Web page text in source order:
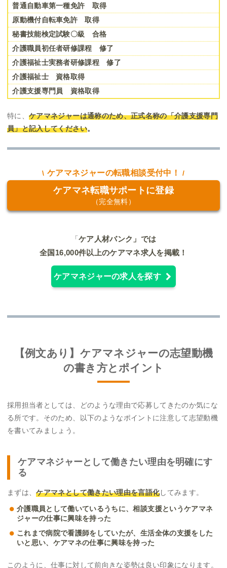
普通自動車第一種免許 取得
原動機付自転車免許 取得
秘書技能検定試験〇級 合格
介護職員初任者研修課程 修了
介護福祉士実務者研修課程 修了
介護福祉士 資格取得
介護支援専門員 資格取得
特に、ケアマネジャーは通称のため、正式名称の「介護支援専門
員」と記入してください。
ケアマネジャーの転職相談受付中！
ケアマネ転職サポートに登録
（完全無料）
「ケア人材バンク」では
全国16,000件以上のケアマネ求人を掲載！
ケアマネジャーの求人を探す
【例文あり】ケアマネジャーの志望動機
の書き方とポイント
採用担当者としては、どのような理由で応募してきたのか気にな
る所です。そのため、以下のようなポイントに注意して志望動機
を書いてみましょう。
ケアマネジャーとして働きたい理由を明確にす
る
まずは、ケアマネとして働きたい理由を言語化してみます。
介護職員として働いているうちに、相談支援というケアマネ
ジャーの仕事に興味を持った
これまで病院で看護師をしていたが、生活全体の支援をした
いと思い、ケアマネの仕事に興味を持った
このように、仕事に対して前向きな姿勢は良い印象になります。